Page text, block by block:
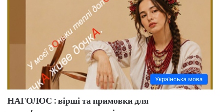
Українська мова
НАГОЛОС : вірші та примовки для